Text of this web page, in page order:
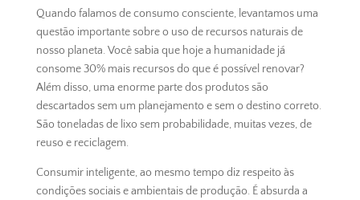
Quando falamos de consumo consciente, levantamos uma
questão importante sobre o uso de recursos naturais de
nosso planeta. Você sabia que hoje a humanidade já
consome 30% mais recursos do que é possível renovar?
Além disso, uma enorme parte dos produtos são
descartados sem um planejamento e sem o destino correto.
São toneladas de lixo sem probabilidade, muitas vezes, de
reuso e reciclagem.
Consumir inteligente, ao mesmo tempo diz respeito às
condições sociais e ambientais de produção. É absurda a